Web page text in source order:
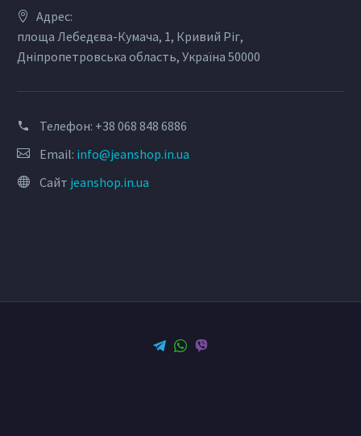
Адрес:
площа Лебедєва-Кумача, 1, Кривий Ріг,
Дніпропетровська область, Україна 50000
Телефон: +38 068 848 6886
Email: info@jeanshop.in.ua
Сайт jeanshop.in.ua